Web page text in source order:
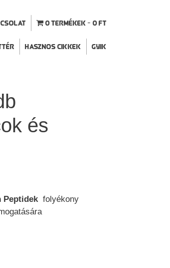
0 termékek 0 Ft
Hasznos cikkek GYIK
és
Peptidek folyékony